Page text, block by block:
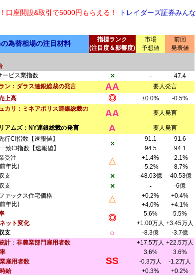
口座開設&取引で5000円もらえる！
トレイダーズ証券みんな
為替相場の注目材料
指標ランク
(注目度＆影響度)
市場
予想値
前回
発表値
ービス業指数 × -
47.4
ン：ダラス連銀総裁の発言 AA
要人発言
上高 ◎ ±0.0% -0.5%
カリ：ミネアポリス連銀総裁の
AA 要人発言
アムズ：NY連銀総裁の発言 A 要人発言
行CI指数【速報値】
×
91.1
91.6
致CI指数【速報値】 94.5
94.1
受注
年比]
△ +1.4%
-2.1%
-5.2%
-8.7%
支 × -48.03億
-40.53億
支 × - -6億
ァックス住宅価格
年比]
△ +0.2%
+0.4%
+4.0%
+4.1%
◎ 5.6%
5.5%
ット変化 +1.00万人 +3.45万人
支
○ -8.3億
-3.7億
計： 非農業部門雇用者数
SS
+17.5万人 +22.5万人
3.6%
3.6%
雇用者数 -0.3万人
-1.2万人
給
+0.3%
+0.2%